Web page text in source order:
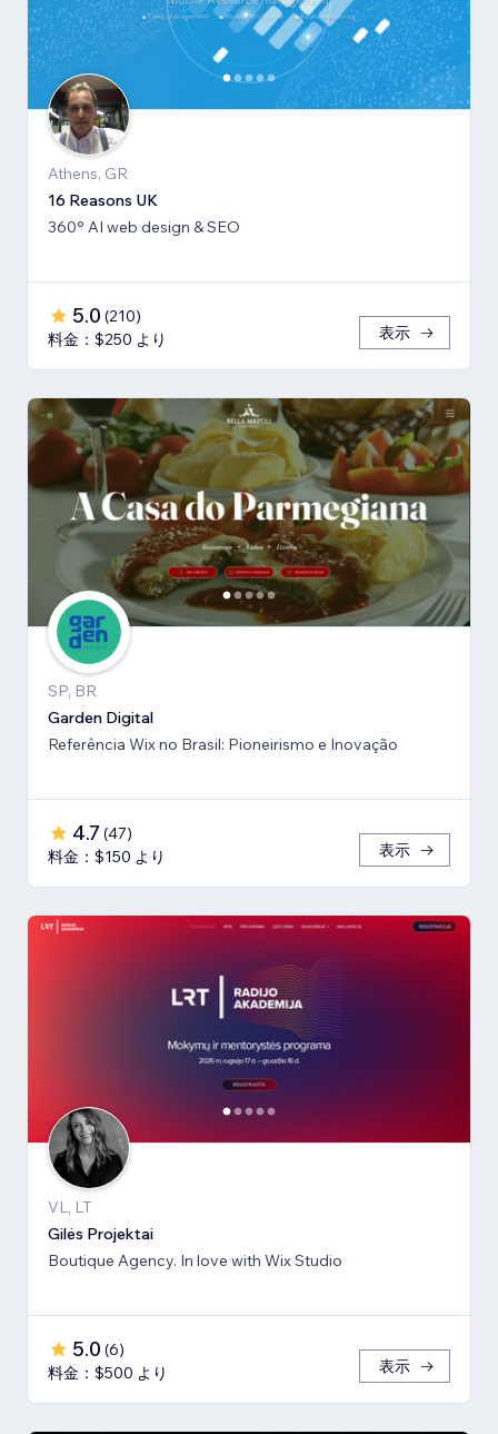
Athens, GR
16 Reasons UK
360° AI web design & SEO
5.0 (210)
料金：$250 より
表示
SP, BR
Garden Digital
Referência Wix no Brasil: Pioneirismo e Inovação
4.7 (47)
料金：$150 より
表示
VL, LT
Gilės Projektai
Boutique Agency. In love with Wix Studio
5.0 (6)
料金：$500 より
表示